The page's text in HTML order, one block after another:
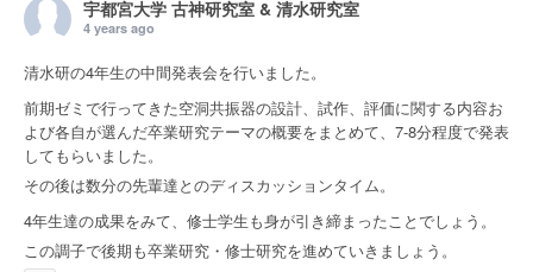
宇都宮大学 古神研究室 & 清水研究室
4 years ago
清水研の4年生の中間発表会を行いました。
前期ゼミで行ってきた空洞共振器の設計、試作、評価に関する内容お
よび各自が選んだ卒業研究テーマの概要をまとめて、7-8分程度で発表
してもらいました。
その後は数分の先輩達とのディスカッションタイム。
4年生達の成果をみて、修士学生も身が引き締まったことでしょう。
この調子で後期も卒業研究・修士研究を進めていきましょう。